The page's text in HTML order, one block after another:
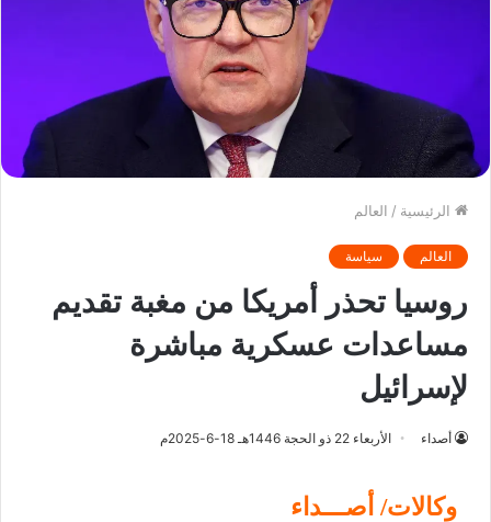
الرئيسية / العالم
العالم سياسة
روسيا تحذر أمريكا من مغبة تقديم
مساعدات عسكرية مباشرة
لإسرائيل
أصداء الأربعاء 22 ذو الحجة 1446هـ 18-6-2025م
وكالات/ أصـــداء